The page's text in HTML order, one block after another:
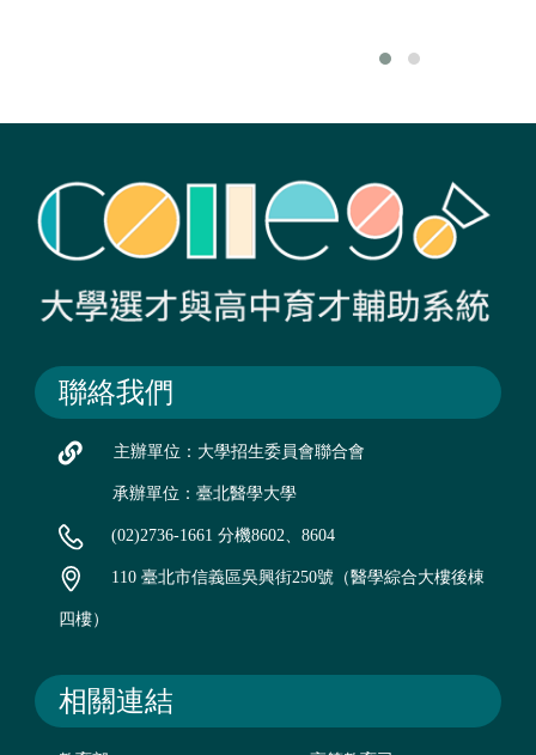
聯絡我們
主辦單位：大學招生委員會聯合會
承辦單位：臺北醫學大學
(02)2736-1661 分機8602、8604
110 臺北市信義區吳興街250號（醫學綜合大樓後棟
四樓）
相關連結